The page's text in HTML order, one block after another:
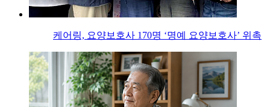
케어링, 요양보호사 170명 ‘명예 요양보호사’ 위촉